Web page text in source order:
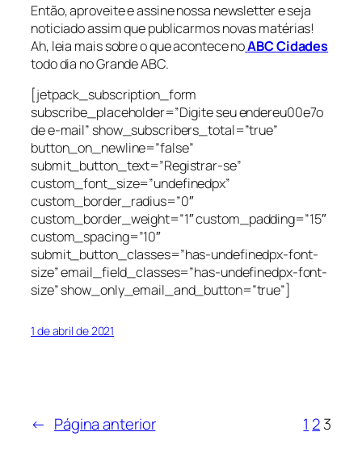
Então, aproveite e assine nossa newsletter e seja
noticiado assim que publicarmos novas matérias!
Ah, leia mais sobre o que acontece noABC Cidades
todo dia no Grande ABC.
[jetpack_subscription_form
subscribe_placeholder=”Digite seu endereu00e7o
de e-mail” show_subscribers_total=”true”
button_on_newline=”false”
submit_button_text=”Registrar-se”
custom_font_size=”undefinedpx”
custom_border_radius=”0″
custom_border_weight=”1″ custom_padding=”15″
custom_spacing=”10″
submit_button_classes=”has-undefinedpx-font-
size” email_field_classes=”has-undefinedpx-font-
size” show_only_email_and_button=”true”]
1 de abril de 2021
← Página anterior 1 23